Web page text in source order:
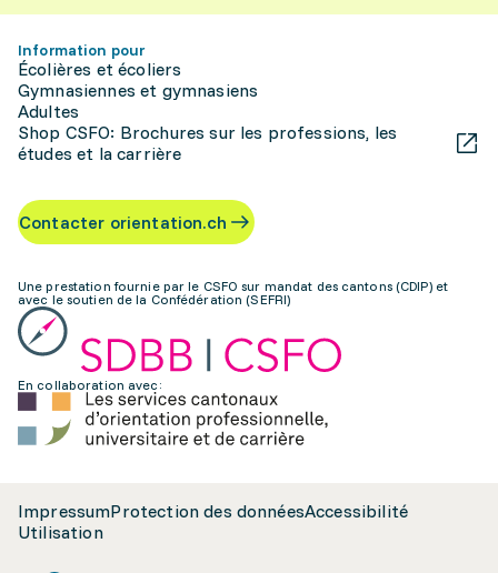
Information pour
Écolières et écoliers
Gymnasiennes et gymnasiens
Adultes
Shop CSFO: Brochures sur les professions, les
études et la carrière
Contacter orientation.ch
Une prestation fournie par le CSFO sur mandat des cantons (CDIP) et
avec le soutien de la Confédération (SEFRI)
En collaboration avec:
ImpressumProtection des donnéesAccessibilité
Utilisation